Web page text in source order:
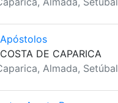
DE CAPARICA
Almada, Setúbal